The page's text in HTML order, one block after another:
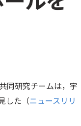
同研究チームは，宇
した（ニュースリリ